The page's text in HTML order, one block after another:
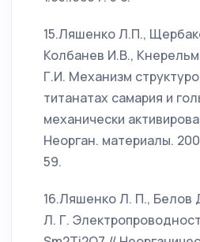
15.Ляшенко Л.П.,
Колбанев И.В.,
Г.И. Механизм
титанатах самария и
механически
Неорган. материалы.
59.
16.Ляшенко Л. П., Белов
Л. Г.